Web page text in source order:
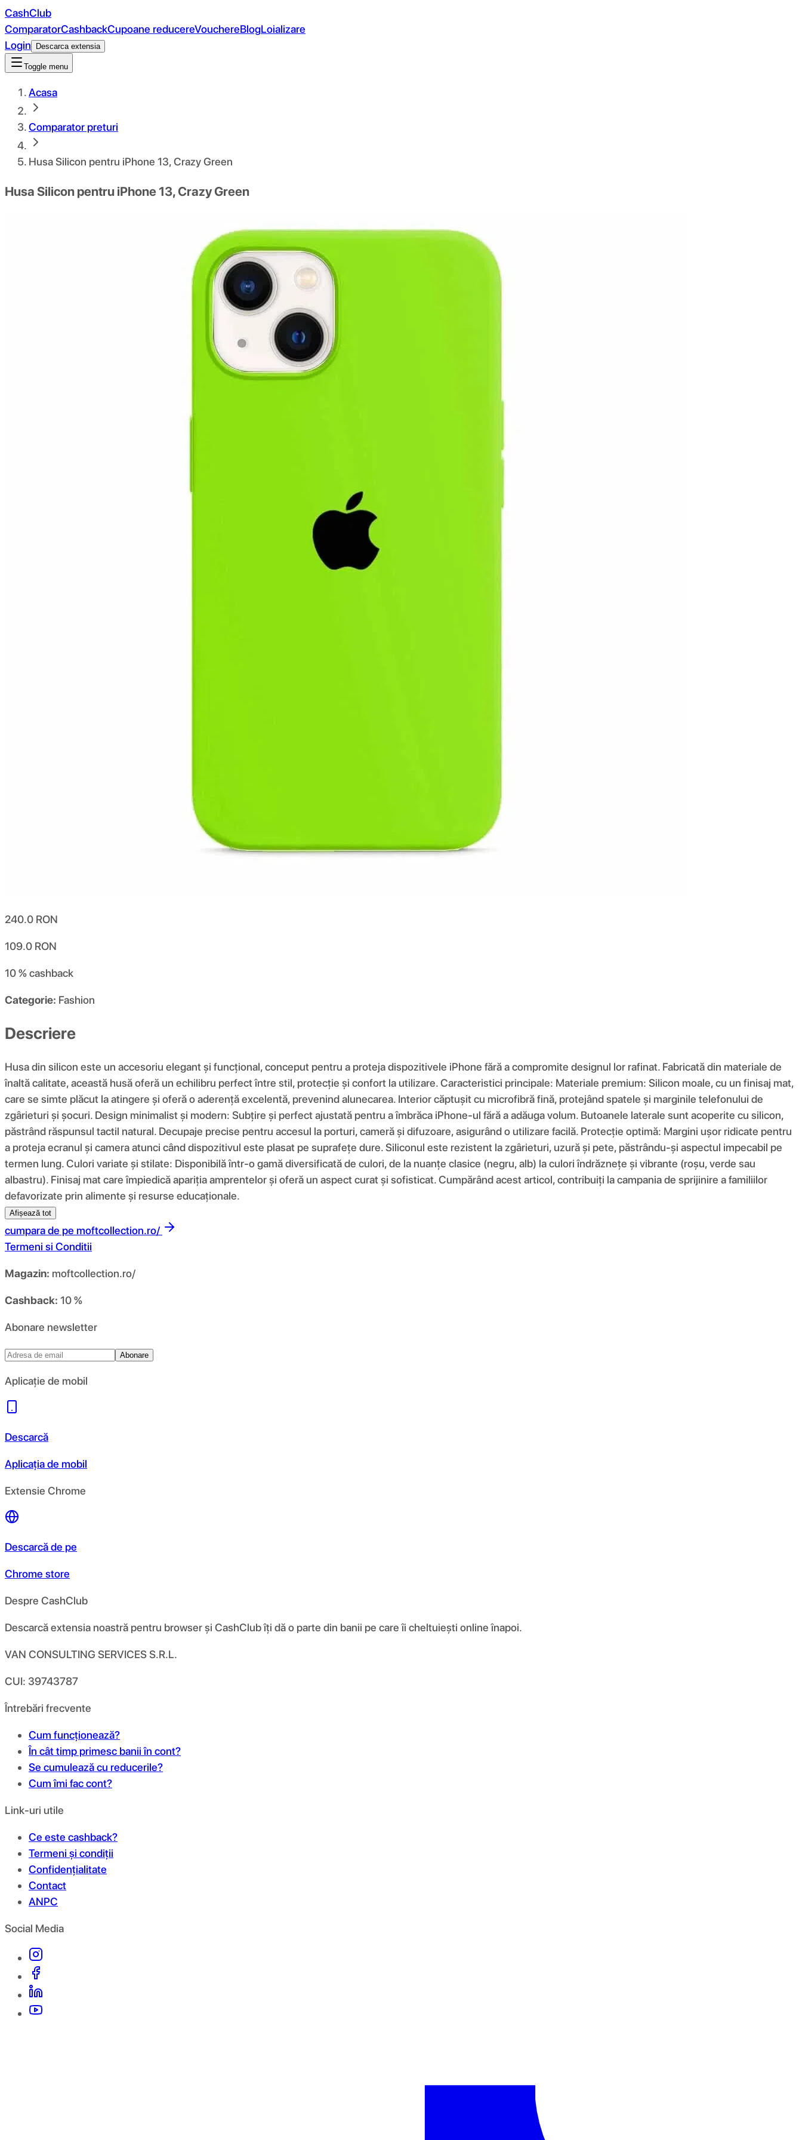
CashClub
ComparatorCashbackCupoane reducereVouchereBlogLoializare
Login
Descarca extensia
Toggle menu
Acasa
Comparator preturi
Husa Silicon pentru iPhone 13, Crazy Green
Husa Silicon pentru iPhone 13, Crazy Green
240.0 RON
109.0 RON
10 %cashback
Categorie: Fashion
Descriere
Husa din silicon este un accesoriu elegant și funcțional, conceput pentru a proteja dispozitivele iPhone fără a compromite designul lor rafinat. Fabricată din materiale de
înaltă calitate, această husă oferă un echilibru perfect între stil, protecție și confort la utilizare. Caracteristici principale: Materiale premium: Silicon moale, cu un finisaj mat,
care se simte plăcut la atingere și oferă o aderență excelentă, prevenind alunecarea. Interior căptușit cu microfibră fină, protejând spatele și marginile telefonului de
zgârieturi și șocuri. Design minimalist și modern: Subțire și perfect ajustată pentru a îmbrăca iPhone-ul fără a adăuga volum. Butoanele laterale sunt acoperite cu silicon,
păstrând răspunsul tactil natural. Decupaje precise pentru accesul la porturi, cameră și difuzoare, asigurând o utilizare facilă. Protecție optimă: Margini ușor ridicate pentru
a proteja ecranul și camera atunci când dispozitivul este plasat pe suprafețe dure. Siliconul este rezistent la zgârieturi, uzură și pete, păstrându-și aspectul impecabil pe
termen lung. Culori variate și stilate: Disponibilă într-o gamă diversificată de culori, de la nuanțe clasice (negru, alb) la culori îndrăznețe și vibrante (roșu, verde sau
albastru). Finisaj mat care împiedică apariția amprentelor și oferă un aspect curat și sofisticat. Cumpărând acest articol, contribuiți la campania de sprijinire a familiilor
defavorizate prin alimente și resurse educaționale.
Afișează tot
cumpara de pe moftcollection.ro/
Termeni si Conditii
Magazin: moftcollection.ro/
Cashback: 10 %
Abonare newsletter
Abonare
Aplicație de mobil
Descarcă
Aplicația de mobil
Extensie Chrome
Descarcă de pe
Chrome store
Despre CashClub
Descarcă extensia noastră pentru browser și CashClub îți dă o parte din banii pe care îi cheltuiești online înapoi.
VAN CONSULTING SERVICES S.R.L.
CUI: 39743787
Întrebări frecvente
Cum funcționează?
În cât timp primesc banii în cont?
Se cumulează cu reducerile?
Cum îmi fac cont?
Link-uri utile
Ce este cashback?
Termeni și condiții
Confidențialitate
Contact
ANPC
Social Media